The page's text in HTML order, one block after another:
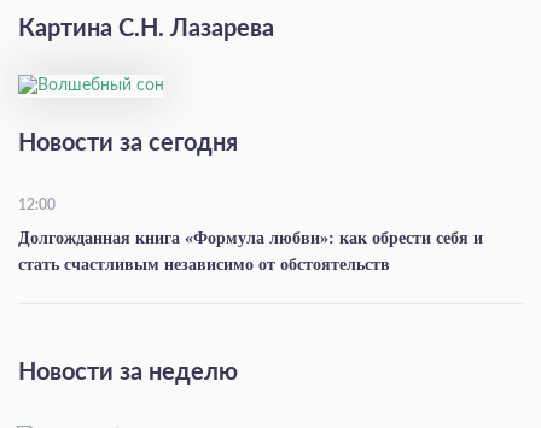
Картина С.Н. Лазарева
Новости за сегодня
12:00
Долгожданная книга «Формула любви»: как обрести себя и
стать счастливым независимо от обстоятельств
Новости за неделю